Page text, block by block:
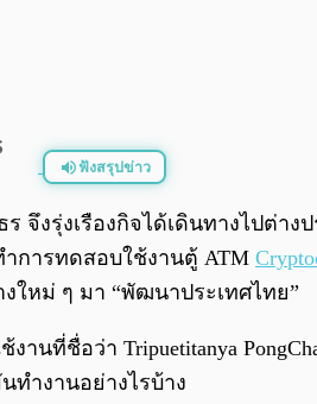
ฟังสรุปข่าว
จึงรุ่งเรืองกิจได้เดินทางไปต่า
การทดสอบใช้งานตู้ ATM
ใหม่ ๆ มา “พัฒนาประเทศไทย”
งานที่ชื่อว่า Tripuetitanya
ำงานอย่างไรบ้าง